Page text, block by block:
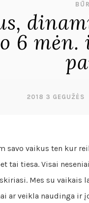
6 mėn.
2018 3 GEGUŽĖS
savo vaikus ten kur
tai tiesa. Visai
Mes su vaikais
ar veikla naudinga ir